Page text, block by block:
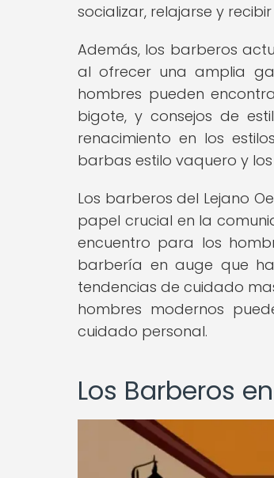
socializar, relajarse y
Además, los barberos
al ofrecer una amplia
hombres pueden
bigote, y consejos de
renacimiento en los
barbas estilo vaquero y
Los barberos del Lejano
papel crucial en la
encuentro para los
barbería en auge que
tendencias de cuidado
hombres modernos
cuidado personal.
Los Barberos